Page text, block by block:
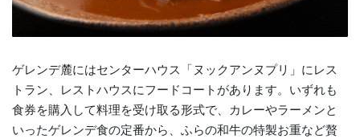
ゲレンデ麓にはセンターハウス「ヌックアンヌプリ」にレス
トラン、レストハウスにフードコートがあります。いずれも
食券を購入して料理を受け取る形式で、カレーやラーメンと
いったゲレンデ食の定番から、ふらの和牛の特製お重など贅